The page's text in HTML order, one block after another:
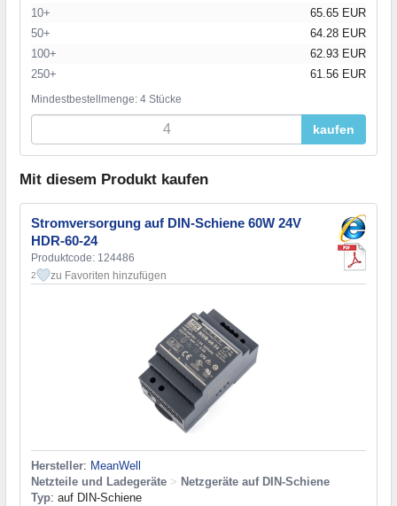
10+
65.65 EUR
50+
64.28 EUR
100+
62.93 EUR
250+
61.56 EUR
Mindestbestellmenge: 4 Stücke
kaufen
Mit diesem Produkt kaufen
Stromversorgung auf DIN-Schiene 60W 24V
HDR-60-24
Produktcode: 124486
2 zu Favoriten hinzufügen
Hersteller: MeanWell
Netzteile und Ladegeräte > Netzgeräte auf DIN-Schiene
Typ: auf DIN-Schiene